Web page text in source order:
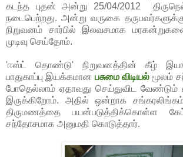
கடந்த புதன் அன்று 25/04/2012
நடைபெற்றது. அன்று வருகை
நிறுவனம் சார்பில் இலவசமாக
முடிவு செய்தோம்.
'ஈஸ்ட் தொண்டு' நிறுவனத்தின் கீழ்
பாதுகாப்பு இயக்கமான பசுமை விடியல் மூலம்
போதெல்லாம் ஏதாவது செய்துவிட வேண்டும்
இருக்கிறோம். அதில் ஒன்றாக
திருமணத்தை பயன்படுத்திக்கொள்ள
சந்தோசமாக அனுமதி கொடுத்தார்.